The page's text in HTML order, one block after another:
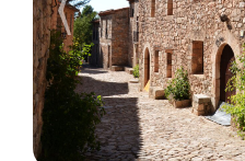
vacaciones. Una estancia en
libertad de descubrir todos
mientras disfruta de un
familiar.